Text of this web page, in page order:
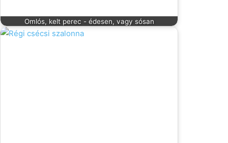
Omlós, kelt perec - édesen, vagy sósan